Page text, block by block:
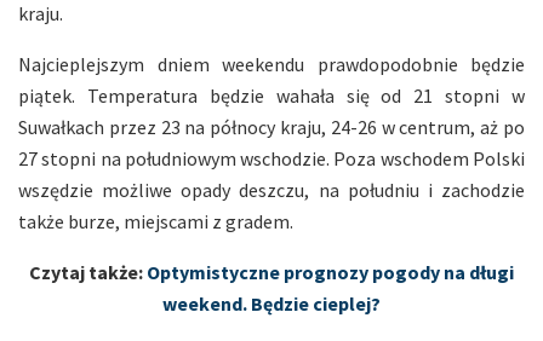
kraju.
Najcieplejszym dniem weekendu prawdopodobnie będzie
piątek. Temperatura będzie wahała się od 21 stopni w
Suwałkach przez 23 na północy kraju, 24-26 w centrum, aż po
27 stopni na południowym wschodzie. Poza wschodem Polski
wszędzie możliwe opady deszczu, na południu i zachodzie
także burze, miejscami z gradem.
Czytaj także: Optymistyczne prognozy pogody na długi
weekend. Będzie cieplej?